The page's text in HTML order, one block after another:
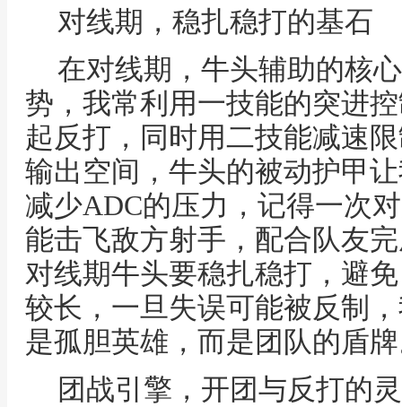
对线期，稳扎稳打的基石
在对线期，牛头辅助的核
势，我常利用一技能的突进
起反打，同时用二技能减速
输出空间，牛头的被动护甲
减少ADC的压力，记得一次
能击飞敌方射手，配合队友
对线期牛头要稳扎稳打，避
较长，一旦失误可能被反制
是孤胆英雄，而是团队的盾
团战引擎，开团与反打的